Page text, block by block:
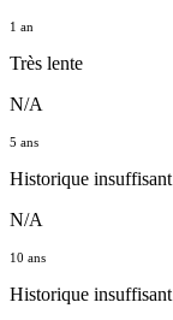
1 an
Très lente
N/A
5 ans
Historique insuffisant
N/A
10 ans
Historique insuffisant